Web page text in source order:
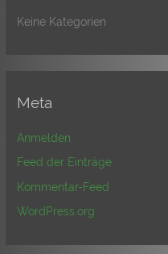
Keine Kategorien
Meta
Anmelden
Feed der Einträge
Kommentar-Feed
WordPress.org